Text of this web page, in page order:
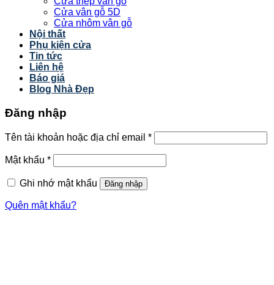
Cửa vân gỗ 5D
Cửa nhôm vân gỗ
Nội thất
Phụ kiện cửa
Tin tức
Liên hệ
Báo giá
Blog Nhà Đẹp
Đăng nhập
Tên tài khoản hoặc địa chỉ email *
Mật khẩu *
Ghi nhớ mật khẩu Đăng nhập
Quên mật khẩu?